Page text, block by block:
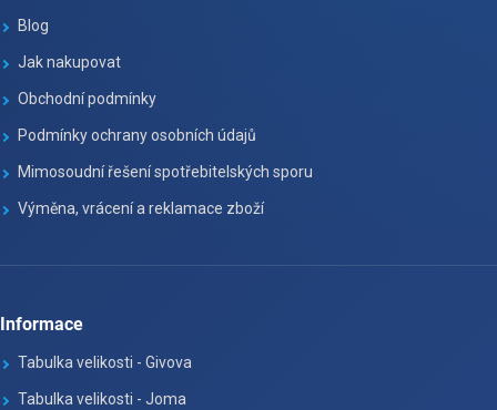
Blog
Jak nakupovat
Obchodní podmínky
Podmínky ochrany osobních údajů
Mimosoudní řešení spotřebitelských sporu
Výměna, vrácení a reklamace zboží
Informace
Tabulka velikosti - Givova
Tabulka velikosti - Joma